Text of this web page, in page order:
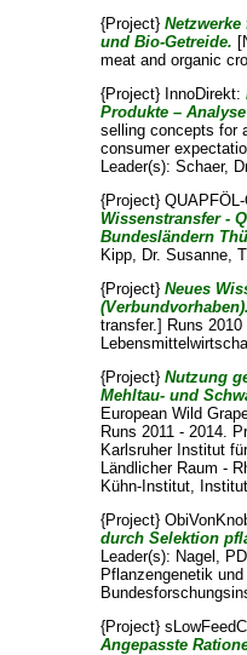
{Project}
und Bio-Getreide.
meat and organic
{Project} InnoDirekt:
Produkte –
selling concepts for
consumer
Leader(s):Schaer,
{Project}
Wissenstransfer -
Bundesländern
Kipp, Dr. Susanne,
{Project}Neues
(Verbundvorhaben).
transfer.] Runs
{Project}Nutzung
Mehltau- und
European Wild
Runs 2011 - 2014.
Karlsruher Institut
Ländlicher Raum -
Kühn-Institut,
{Project}
durch Selektion
Leader(s): Nagel,
Pflanzengenetik
{Project}
Angepasste